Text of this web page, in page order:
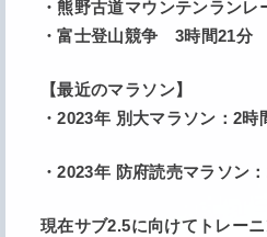
・熊野古道マウンテンラン
・富士登山競争 3時間21分
【最近のマラソン】
・2023年 別大マラソン：2時
・2023年 防府読売マラソン
現在サブ2.5に向けてトレーニ